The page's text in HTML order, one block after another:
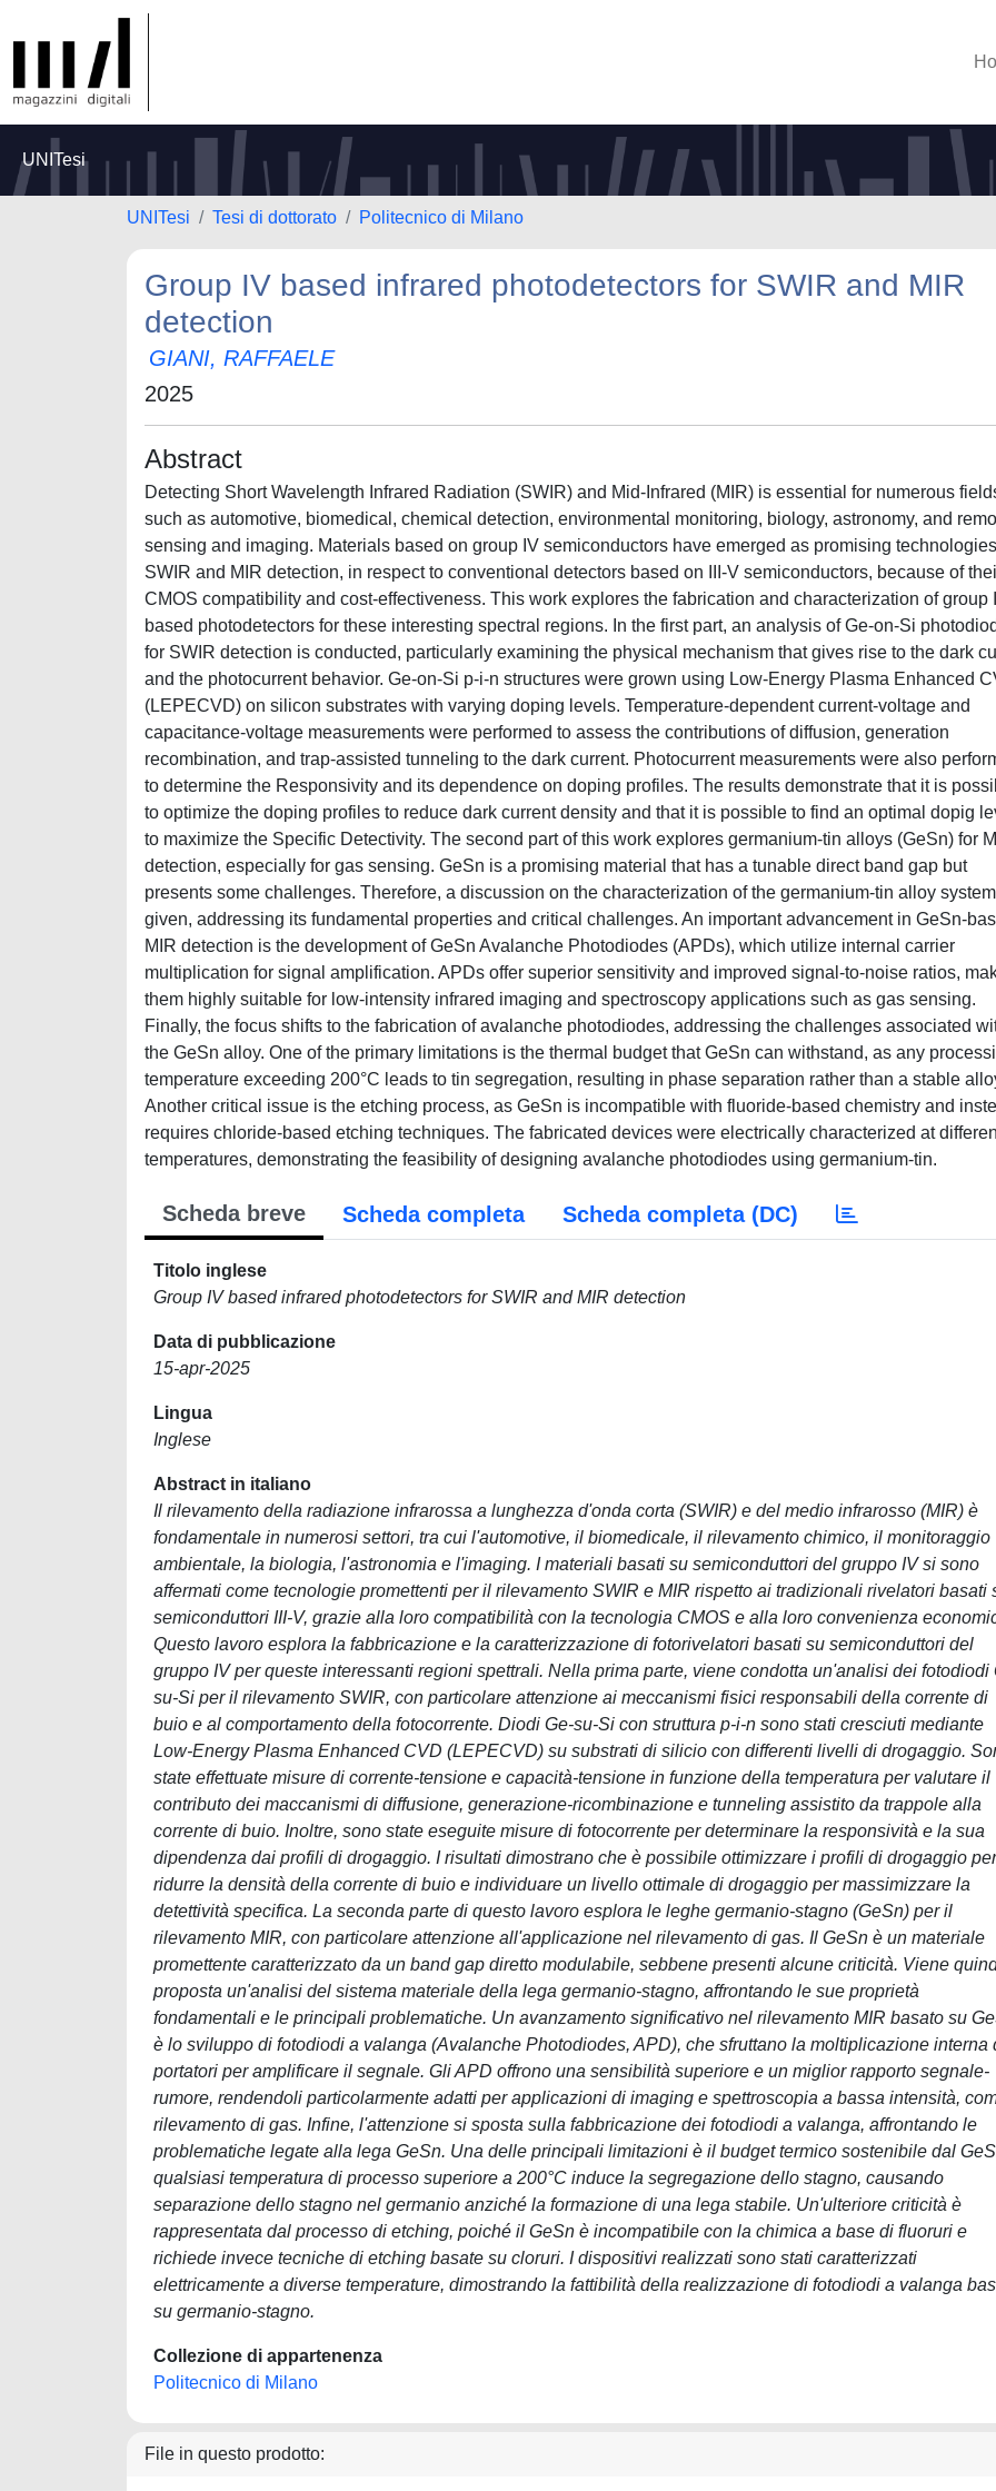
UNITesi
UNITesi Tesi di dottorato Politecnico di Milano
Group IV based infrared photodetectors for SWIR and MIR
detection
GIANI, RAFFAELE
2025
Abstract
Detecting Short Wavelength Infrared Radiation (SWIR) and Mid-Infrared (MIR) is essential for numerous
such as automotive, biomedical, chemical detection, environmental monitoring, biology, astronomy, and
sensing and imaging. Materials based on group IV semiconductors have emerged as promising
SWIR and MIR detection, in respect to conventional detectors based on III-V semiconductors, because of
CMOS compatibility and cost-effectiveness. This work explores the fabrication and characterization of group
based photodetectors for these interesting spectral regions. In the first part, an analysis of Ge-on-Si
for SWIR detection is conducted, particularly examining the physical mechanism that gives rise to the dark
and the photocurrent behavior. Ge-on-Si p-i-n structures were grown using Low-Energy Plasma Enhanced
(LEPECVD) on silicon substrates with varying doping levels. Temperature-dependent current-voltage and
capacitance-voltage measurements were performed to assess the contributions of diffusion, generation
recombination, and trap-assisted tunneling to the dark current. Photocurrent measurements were also
to determine the Responsivity and its dependence on doping profiles. The results demonstrate that it is
to optimize the doping profiles to reduce dark current density and that it is possible to find an optimal dopig
to maximize the Specific Detectivity. The second part of this work explores germanium-tin alloys (GeSn) for
detection, especially for gas sensing. GeSn is a promising material that has a tunable direct band gap but
presents some challenges. Therefore, a discussion on the characterization of the germanium-tin alloy
given, addressing its fundamental properties and critical challenges. An important advancement in GeSn-
MIR detection is the development of GeSn Avalanche Photodiodes (APDs), which utilize internal carrier
multiplication for signal amplification. APDs offer superior sensitivity and improved signal-to-noise ratios,
them highly suitable for low-intensity infrared imaging and spectroscopy applications such as gas sensing.
Finally, the focus shifts to the fabrication of avalanche photodiodes, addressing the challenges associated
the GeSn alloy. One of the primary limitations is the thermal budget that GeSn can withstand, as any
temperature exceeding 200°C leads to tin segregation, resulting in phase separation rather than a stable
Another critical issue is the etching process, as GeSn is incompatible with fluoride-based chemistry and
requires chloride-based etching techniques. The fabricated devices were electrically characterized at
temperatures, demonstrating the feasibility of designing avalanche photodiodes using germanium-tin.
Scheda breve Scheda completa Scheda completa (DC)
Titolo inglese
Group IV based infrared photodetectors for SWIR and MIR detection
Data di pubblicazione
15-apr-2025
Lingua
Inglese
Abstract in italiano
Il rilevamento della radiazione infrarossa a lunghezza d'onda corta (SWIR) e del medio infrarosso (MIR) è
fondamentale in numerosi settori, tra cui l'automotive, il biomedicale, il rilevamento chimico, il monitoraggio
ambientale, la biologia, l'astronomia e l'imaging. I materiali basati su semiconduttori del gruppo IV si sono
affermati come tecnologie promettenti per il rilevamento SWIR e MIR rispetto ai tradizionali rivelatori basati
semiconduttori III-V, grazie alla loro compatibilità con la tecnologia CMOS e alla loro convenienza
Questo lavoro esplora la fabbricazione e la caratterizzazione di fotorivelatori basati su semiconduttori del
gruppo IV per queste interessanti regioni spettrali. Nella prima parte, viene condotta un'analisi dei fotodiodi
su-Si per il rilevamento SWIR, con particolare attenzione ai meccanismi fisici responsabili della corrente di
buio e al comportamento della fotocorrente. Diodi Ge-su-Si con struttura p-i-n sono stati cresciuti mediante
Low-Energy Plasma Enhanced CVD (LEPECVD) su substrati di silicio con differenti livelli di drogaggio.
state effettuate misure di corrente-tensione e capacità-tensione in funzione della temperatura per valutare il
contributo dei maccanismi di diffusione, generazione-ricombinazione e tunneling assistito da trappole alla
corrente di buio. Inoltre, sono state eseguite misure di fotocorrente per determinare la responsività e la sua
dipendenza dai profili di drogaggio. I risultati dimostrano che è possibile ottimizzare i profili di drogaggio per
ridurre la densità della corrente di buio e individuare un livello ottimale di drogaggio per massimizzare la
detettività specifica. La seconda parte di questo lavoro esplora le leghe germanio-stagno (GeSn) per il
rilevamento MIR, con particolare attenzione all'applicazione nel rilevamento di gas. Il GeSn è un materiale
promettente caratterizzato da un band gap diretto modulabile, sebbene presenti alcune criticità. Viene
proposta un'analisi del sistema materiale della lega germanio-stagno, affrontando le sue proprietà
fondamentali e le principali problematiche. Un avanzamento significativo nel rilevamento MIR basato su
è lo sviluppo di fotodiodi a valanga (Avalanche Photodiodes, APD), che sfruttano la moltiplicazione interna
portatori per amplificare il segnale. Gli APD offrono una sensibilità superiore e un miglior rapporto segnale-
rumore, rendendoli particolarmente adatti per applicazioni di imaging e spettroscopia a bassa intensità,
rilevamento di gas. Infine, l'attenzione si sposta sulla fabbricazione dei fotodiodi a valanga, affrontando le
problematiche legate alla lega GeSn. Una delle principali limitazioni è il budget termico sostenibile dal
qualsiasi temperatura di processo superiore a 200°C induce la segregazione dello stagno, causando
separazione dello stagno nel germanio anziché la formazione di una lega stabile. Un'ulteriore criticità è
rappresentata dal processo di etching, poiché il GeSn è incompatibile con la chimica a base di fluoruri e
richiede invece tecniche di etching basate su cloruri. I dispositivi realizzati sono stati caratterizzati
elettricamente a diverse temperature, dimostrando la fattibilità della realizzazione di fotodiodi a valanga
su germanio-stagno.
Collezione di appartenenza
Politecnico di Milano
File in questo prodotto: